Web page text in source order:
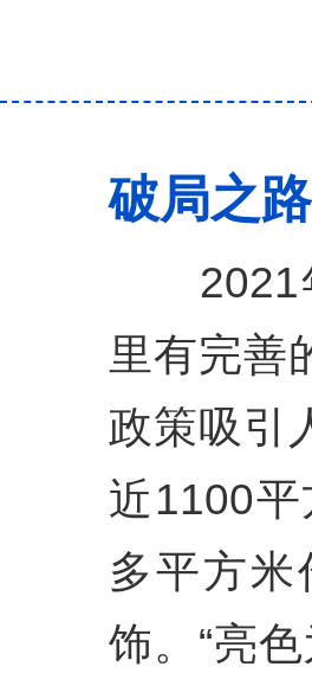
破局之
2021年
里有完善
政策吸引
近1100
多平方
饰。“亮